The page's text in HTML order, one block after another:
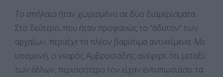
Το σπήλαιο ήταν χωρισμένο σε δύο διαμερίσματα.
Στο δεύτερο, που ήταν προφανώς το “άδυτον” των
αρχαίων, περιείχε τα πλέον βαρύτιμα αντικείμενα. Με
υπομονή, ο νεαρός Αμβροσιάδης ανέφερε ότι μεταξύ
των άλλων, περισσότερο τον είχαν εντυπωσιάσει τα